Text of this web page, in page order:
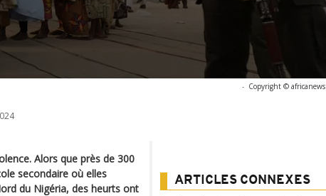
- Copyright © africanews
Alors que près de 300
secondaire où elles
du Nigéria, des heurts ont
ARTICLES CONNEXES